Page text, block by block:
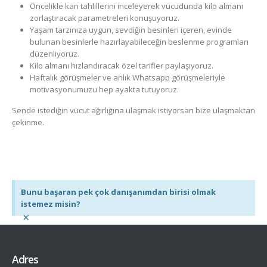
Öncelikle kan tahlillerini inceleyerek vücudunda kilo almanı
zorlaştıracak parametreleri konuşuyoruz.
Yaşam tarzınıza uygun, sevdiğin besinleri içeren, evinde
bulunan besinlerle hazırlayabileceğin beslenme programları
düzenliyoruz.
Kilo almanı hızlandıracak özel tarifler paylaşıyoruz.
Haftalık görüşmeler ve anlık Whatsapp görüşmeleriyle
motivasyonumuzu hep ayakta tutuyoruz.
Sende istediğin vücut ağırlığına ulaşmak istiyorsan bize ulaşmaktan
çekinme.
Bunu başaran pek çok danışanımdan birisi olmak
istemez misin?
×
Adres